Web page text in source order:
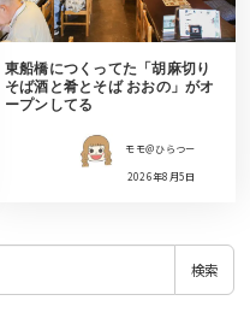
東船橋につくってた「胡麻切り
そば酒と肴とそば おおの」がオ
ープンしてる
モモ＠ひらつー
2026年8月5日
検索